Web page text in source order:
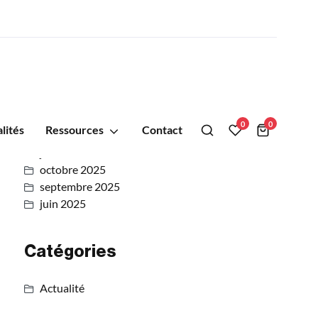
Ressources Contact 0 0
octobre 2025
septembre 2025
juin 2025
Catégories
Actualité